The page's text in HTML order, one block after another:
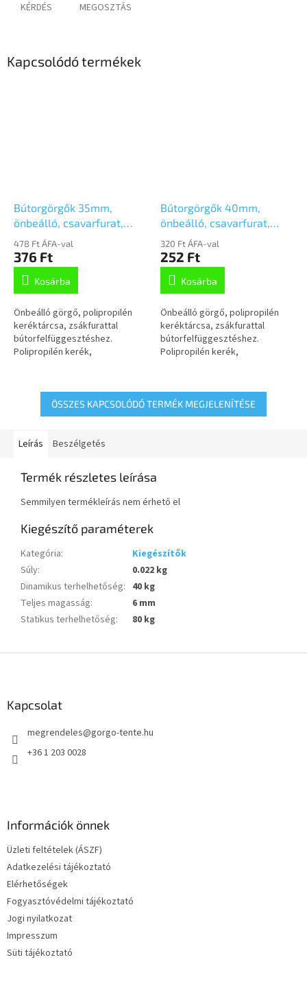
KÉRDÉS MEGOSZTÁS
Kapcsolódó termékek
Bútorgörgők 35mm,
önbeálló, csavarfurat,
A520POI035L51-8
478 Ft ÁFA-val
376 Ft
Kosárba
Önbeálló görgő, polipropilén
keréktárcsa, zsákfurattal
bútorfelfüggesztéshez.
Polipropilén kerék,
Bútorgörgők 40mm,
önbeálló, csavarfurat,
A520POI040L51- 8
320 Ft ÁFA-val
252 Ft
Kosárba
Önbeálló görgő, polipropilén
keréktárcsa, zsákfurattal
bútorfelfüggesztéshez.
Polipropilén kerék,
ÖSSZES KAPCSOLÓDÓ TERMÉK MEGJELENÍTÉSE
Leírás Beszélgetés
Termék részletes leírása
Semmilyen termékleírás nem érhető el
Kiegészítő paraméterek
Kategória:
Kiegészítők
Súly:
0.022 kg
Dinamikus terhelhetőség: 40 kg
Teljes magasság:
6 mm
Statikus terhelhetőség: 80 kg
Kapcsolat
megrendeles@gorgo-tente.hu
+36 1 203 0028
Információk önnek
Üzleti feltételek (ÁSZF)
Adatkezelési tájékoztató
Elérhetőségek
Fogyasztóvédelmi tájékoztató
Jogi nyilatkozat
Impresszum
Süti tájékoztató